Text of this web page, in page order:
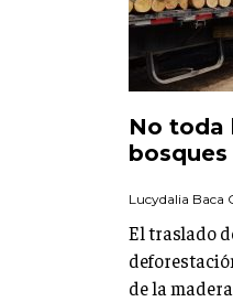
No toda
bosques
Lucydalia Baca
El traslado
de la